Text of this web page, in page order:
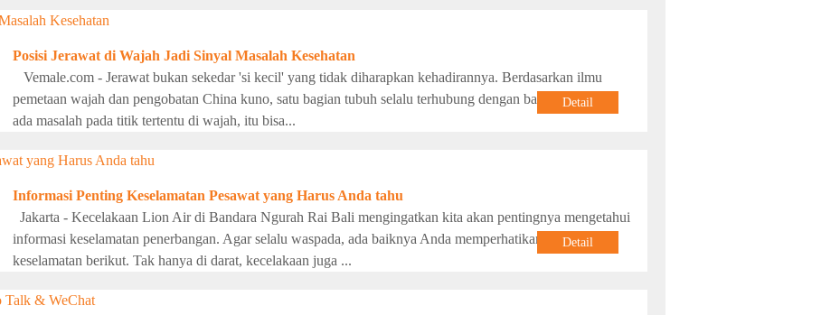
Posisi Jerawat di Wajah Jadi Sinyal Masalah Kesehatan
Vemale.com - Jerawat bukan sekedar 'si kecil' yang tidak diharapkan kehadirannya. Berdasarkan ilmu
pemetaan wajah dan pengobatan China kuno, satu bagian tubuh selalu terhubung dengan bagian lain. Jika
ada masalah pada titik tertentu di wajah, itu bisa...
Detail
Informasi Penting Keselamatan Pesawat yang Harus Anda tahu
Jakarta - Kecelakaan Lion Air di Bandara Ngurah Rai Bali mengingatkan kita akan pentingnya mengetahui
informasi keselamatan penerbangan. Agar selalu waspada, ada baiknya Anda memperhatikan informasi
keselamatan berikut. Tak hanya di darat, kecelakaan juga ...
Detail